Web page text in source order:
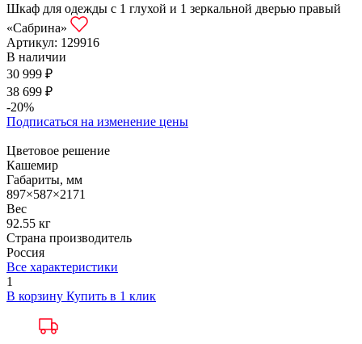
Шкаф для одежды с 1 глухой и 1 зеркальной дверью правый
«Сабрина»
Артикул: 129916
В наличии
30 999 ₽
38 699 ₽
-20%
Подписаться на изменение цены
Цветовое решение
Кашемир
Габариты, мм
897×587×2171
Вес
92.55 кг
Страна производитель
Россия
Все характеристики
1
В корзину Купить в 1 клик